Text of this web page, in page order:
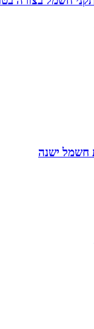
חשמל ישנה